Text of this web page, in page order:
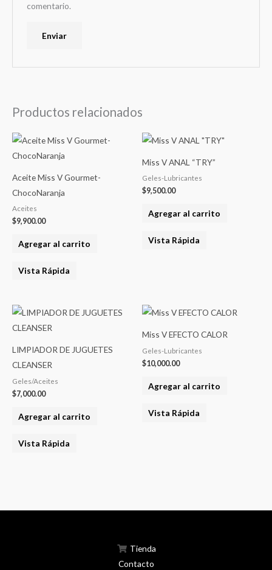
comentario.
Productos relacionados
Aceite Miss V Gourmet-
ChocoNaranja
Aceites
$9,900.00
Agregar al carrito
Vista Rápida
Miss V ANAL “TRY”
Geles-Lubricantes
$9,500.00
Agregar al carrito
Vista Rápida
LIMPIADOR DE JUGUETES
CLEANSER
Geles/Aceites
$7,000.00
Agregar al carrito
Vista Rápida
Miss V EFECTO CALOR
Geles-Lubricantes
$10,000.00
Agregar al carrito
Vista Rápida
Tienda
Contacto